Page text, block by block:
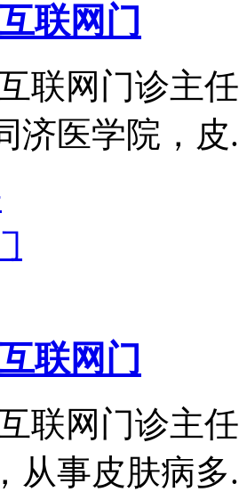
联网门
联网门诊主
济医学院，皮
联网门
联网门诊主
从事皮肤病多